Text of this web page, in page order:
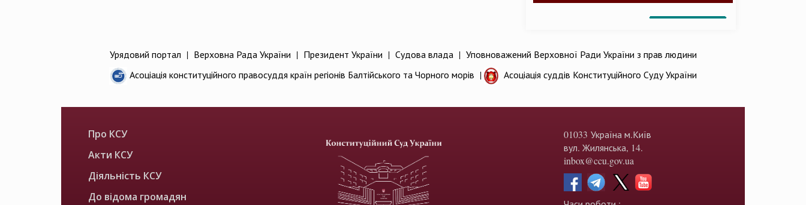
Урядовий портал | Верховна Рада України | Президент України | Судова влада | Уповноважений Верховної Ради України з прав людини
Асоціація конституційного правосуддя країн регіонів Балтійського та Чорного морів | Асоціація суддів Конституційного Суду України
Про КСУ
Акти КСУ
Діяльність КСУ
До відома громадян
01033 Україна м.Київ
вул. Жилянська, 14.
inbox@ccu.gov.ua